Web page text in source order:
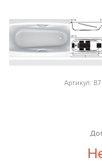
Артикул: